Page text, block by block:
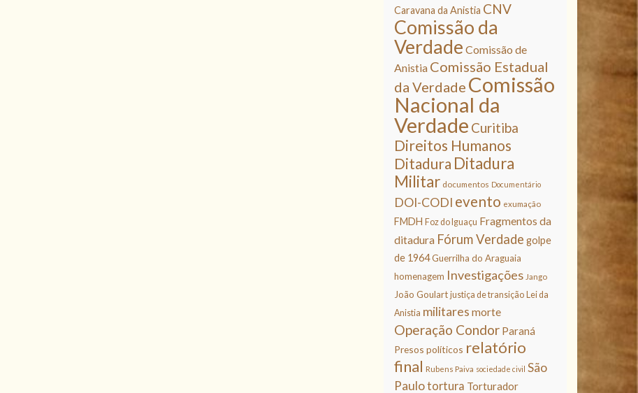
Caravana da Anistia CNV
Comissão da
Verdade Comissão de
Anistia Comissão Estadual
da Verdade Comissão
Nacional da
Verdade Curitiba
Direitos Humanos
Ditadura Ditadura
Militar documentos Documentário
DOI-CODI evento exumação
FMDH Foz do Iguaçu Fragmentos da
ditadura Fórum Verdade golpe
de 1964 Guerrilha do Araguaia
homenagem Investigações Jango
João Goulart justiça de transição Lei da
Anistia militares morte
Operação Condor Paraná
Presos políticos relatório
final Rubens Paiva sociedade civil São
Paulotortura Torturador